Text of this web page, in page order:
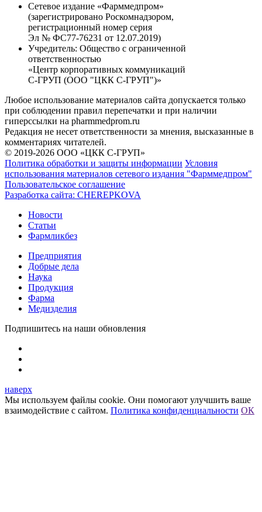
Сетевое издание «Фарммедпром»
(зарегистрировано Роскомнадзором,
регистрационный номер серия
Эл № ФС77-76231 от 12.07.2019)
Учредитель: Общество с ограниченной
ответственностью
«Центр корпоративных коммуникаций
С-ГРУП (ООО "ЦКК С-ГРУП")»
Любое использование материалов сайта допускается только
при соблюдении правил перепечатки и при наличии
гиперссылки на pharmmedprom.ru
Редакция не несет ответственности за мнения, высказанные в
комментариях читателей.
© 2019-2026 ООО «ЦКК С-ГРУП»
Политика обработки и защиты информации Условия
использования материалов сетевого издания "Фарммедпром"
Пользовательское соглашение
Разработка сайта: CHEREPKOVA
Новости
Статьи
Фармликбез
Предприятия
Добрые дела
Наука
Продукция
Фарма
Медизделия
Подпишитесь на наши обновления
наверх
Мы используем файлы cookie. Они помогают улучшить ваше
взаимодействие с сайтом. Политика конфиденциальности ОК